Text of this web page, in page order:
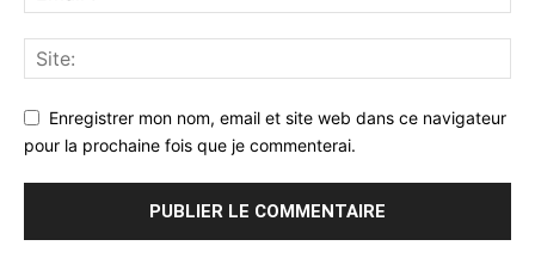
Enregistrer mon nom, email et site web dans ce navigateur
pour la prochaine fois que je commenterai.